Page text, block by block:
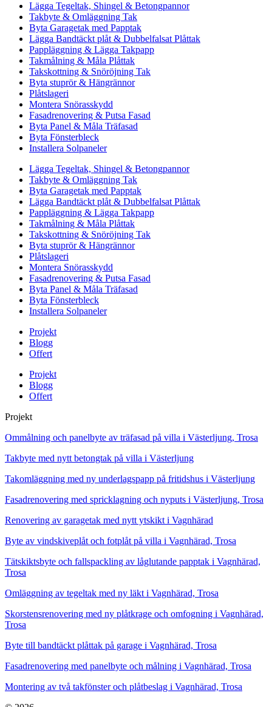
Lägga Tegeltak, Shingel & Betongpannor
Takbyte & Omläggning Tak
Byta Garagetak med Papptak
Lägga Bandtäckt plåt & Dubbelfalsat Plåttak
Pappläggning & Lägga Takpapp
Takmålning & Måla Plåttak
Takskottning & Snöröjning Tak
Byta stuprör & Hängrännor
Plåtslageri
Montera Snörasskydd
Fasadrenovering & Putsa Fasad
Byta Panel & Måla Träfasad
Byta Fönsterbleck
Installera Solpaneler
Lägga Tegeltak, Shingel & Betongpannor
Takbyte & Omläggning Tak
Byta Garagetak med Papptak
Lägga Bandtäckt plåt & Dubbelfalsat Plåttak
Pappläggning & Lägga Takpapp
Takmålning & Måla Plåttak
Takskottning & Snöröjning Tak
Byta stuprör & Hängrännor
Plåtslageri
Montera Snörasskydd
Fasadrenovering & Putsa Fasad
Byta Panel & Måla Träfasad
Byta Fönsterbleck
Installera Solpaneler
Projekt
Blogg
Offert
Projekt
Blogg
Offert
Projekt
Ommålning och panelbyte av träfasad på villa i Västerljung, Trosa
Takbyte med nytt betongtak på villa i Västerljung
Takomläggning med ny underlagspapp på fritidshus i Västerljung
Fasadrenovering med spricklagning och nyputs i Västerljung, Trosa
Renovering av garagetak med nytt ytskikt i Vagnhärad
Byte av vindskiveplåt och fotplåt på villa i Vagnhärad, Trosa
Tätskiktsbyte och fallspackling av låglutande papptak i Vagnhärad,
Trosa
Omläggning av tegeltak med ny läkt i Vagnhärad, Trosa
Skorstensrenovering med ny plåtkrage och omfogning i Vagnhärad,
Trosa
Byte till bandtäckt plåttak på garage i Vagnhärad, Trosa
Fasadrenovering med panelbyte och målning i Vagnhärad, Trosa
Montering av två takfönster och plåtbeslag i Vagnhärad, Trosa